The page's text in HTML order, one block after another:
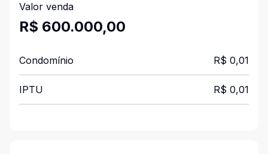
Valor venda
R$ 600.000,00
Condomínio R$ 0,01
IPTU R$ 0,01